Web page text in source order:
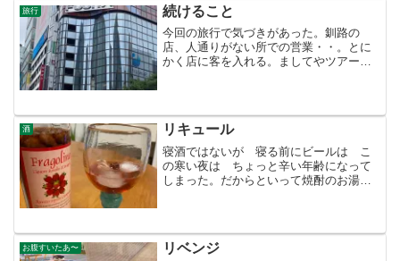
ていた。膵臓ついでに胃カ...
旅行 続けること
今回の旅行で気づきがあった。釧路の
店、人通りがない所での営業・・。とに
かく店に客を入れる。ましてやツアーの
る。飲み物は水だ！団体様様な...
酒 リキュール
寝酒ではないが 寝る前にビールは こ
の寒い夜は ちょっと辛い年齢になって
しまった。だからといって焼酎のお湯わ
が・・酒？のせいにした方が ...
お腹すいたあ〜 リベンジ